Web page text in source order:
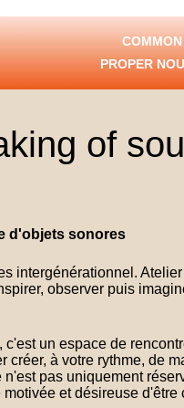
PROPER
of
d'objets sonores
intergénérationnel.
observer puis
un espace de
créer, à votre rythme, de
pas uniquement
et désireuse d'être